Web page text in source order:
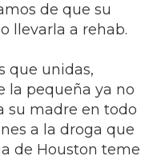
de que su
llevarla a rehab.
que unidas,
la pequeña ya no
su madre en todo
a la droga que
de Houston teme